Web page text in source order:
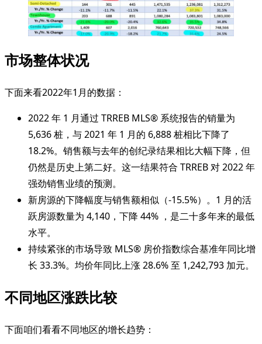
市场整体状况
下面来看2022年1月的数据：
2022 年 1 月通过 TRREB MLS® 系统报告的销量为
5,636 桩，与 2021 年 1 月的 6,888 桩相比下降了
18.2%。销售额与去年的创纪录结果相比大幅下降，但
仍然是历史上第二好。这一结果符合 TRREB 对 2022 年
强劲销售业绩的预测。
新房源的下降幅度与销售额相似（-15.5%）。1 月的活
跃房源数量为 4,140，下降 44% ，是二十多年来的最低
水平。
持续紧张的市场导致 MLS® 房价指数综合基准年同比增
长 33.3%。均价年同比上涨 28.6% 至 1,242,793 加元。
不同地区涨跌比较
下面咱们看看不同地区的增长趋势：